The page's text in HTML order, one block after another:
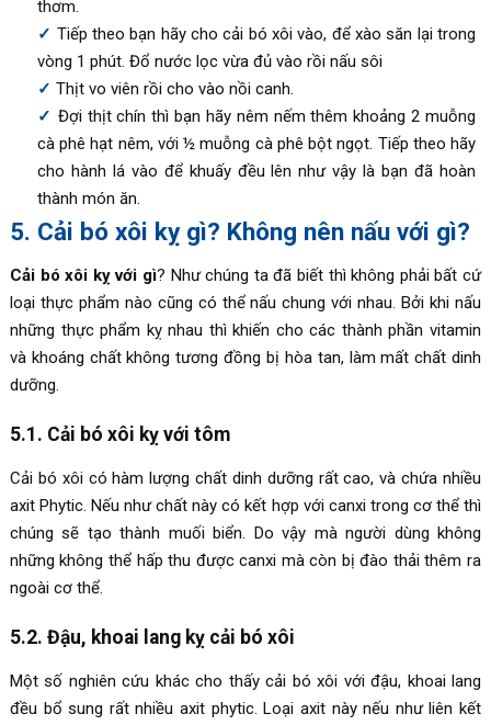
thơm.
Tiếp theo bạn hãy cho cải bó xôi vào, để xào săn lại trong
vòng 1 phút. Đổ nước lọc vừa đủ vào rồi nấu sôi
Thịt vo viên rồi cho vào nồi canh.
Đợi thịt chín thì bạn hãy nêm nếm thêm khoảng 2 muỗng
cà phê hạt nêm, với ½ muỗng cà phê bột ngọt. Tiếp theo hãy
cho hành lá vào để khuấy đều lên như vậy là bạn đã hoàn
thành món ăn.
5. Cải bó xôi kỵ gì? Không nên nấu với gì?
Cải bó xôi kỵ với gì? Như chúng ta đã biết thì không phải bất cứ
loại thực phẩm nào cũng có thể nấu chung với nhau. Bởi khi nấu
những thực phẩm kỵ nhau thì khiến cho các thành phần vitamin
và khoáng chất không tương đồng bị hòa tan, làm mất chất dinh
dưỡng.
5.1. Cải bó xôi kỵ với tôm
Cải bó xôi có hàm lượng chất dinh dưỡng rất cao, và chứa nhiều
axit Phytic. Nếu như chất này có kết hợp với canxi trong cơ thể thì
chúng sẽ tạo thành muối biển. Do vậy mà người dùng không
những không thể hấp thu được canxi mà còn bị đào thải thêm ra
ngoài cơ thể.
5.2. Đậu, khoai lang kỵ cải bó xôi
Một số nghiên cứu khác cho thấy cải bó xôi với đậu, khoai lang
đều bổ sung rất nhiều axit phytic. Loại axit này nếu như liên kết